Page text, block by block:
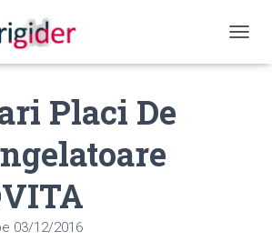
Placi De
03/12/2016